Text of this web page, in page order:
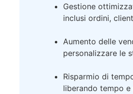
Gestione
inclusi ordini,
Aumento delle
personalizzare le
Risparmio di
liberando tempo